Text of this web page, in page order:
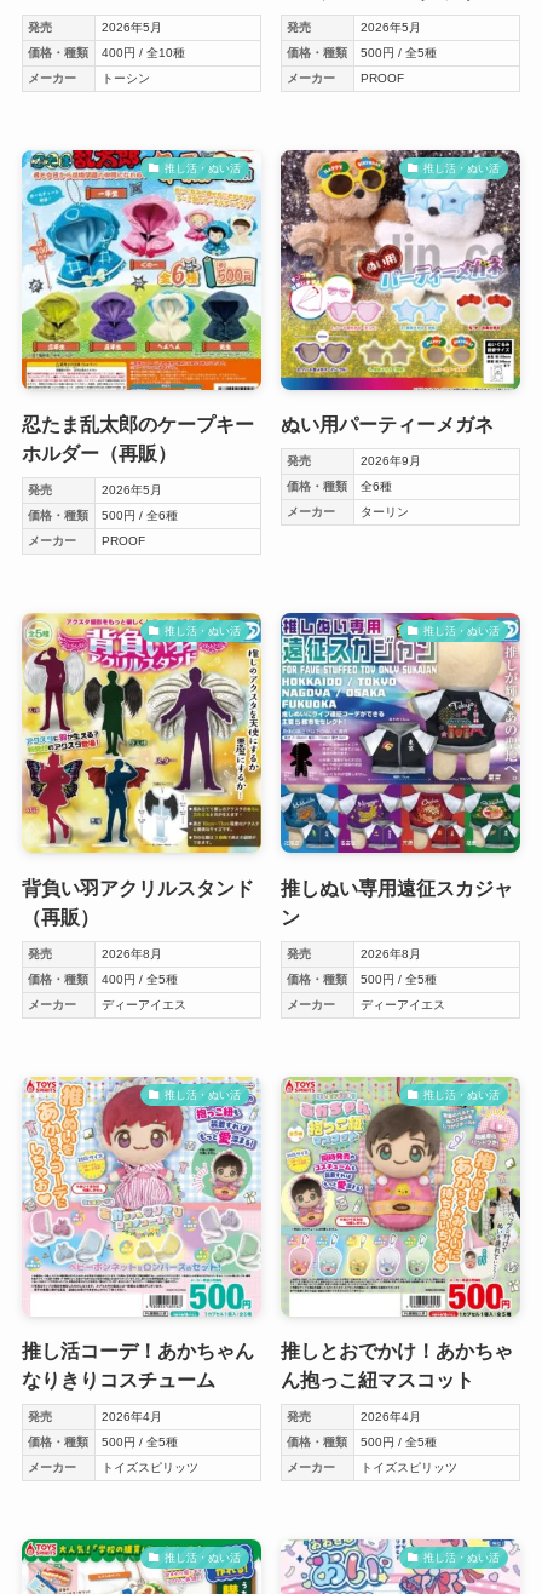
発売
2026年5月
価格・種類
400円 / 全10種
メーカー
トーシン
発売
2026年5月
価格・種類
500円 / 全5種
メーカー
PROOF
推し活・ぬい活
忍たま乱太郎のケープキー
ホルダー（再販）
発売
2026年5月
価格・種類
500円 / 全6種
メーカー
PROOF
推し活・ぬい活
ぬい用パーティーメガネ
発売
2026年9月
価格・種類
全6種
メーカー
ターリン
推し活・ぬい活
背負い羽アクリルスタンド
（再販）
発売
2026年8月
価格・種類
400円 / 全5種
メーカー
ディーアイエス
推し活・ぬい活
推しぬい専用遠征スカジャ
ン
発売
2026年8月
価格・種類
500円 / 全5種
メーカー
ディーアイエス
推し活・ぬい活
推し活コーデ！あかちゃん
なりきりコスチューム
発売
2026年4月
価格・種類
500円 / 全5種
メーカー
トイズスピリッツ
推し活・ぬい活
推しとおでかけ！あかちゃ
ん抱っこ紐マスコット
発売
2026年4月
価格・種類
500円 / 全5種
メーカー
トイズスピリッツ
推し活・ぬい活 推し活・ぬい活